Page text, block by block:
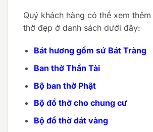
Quý khách hàng có thể xem
thờ đẹp ở danh sách dưới đây:
Bát hương gốm sứ Bát Tràng
Ban thờ Thần Tài
Bộ ban thờ Phật
Bộ đồ thờ cho chung cư
Bộ đồ thờ dát vàng